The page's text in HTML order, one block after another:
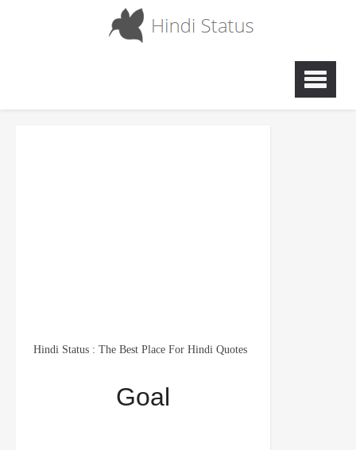
Hindi Status : The Best Place For Hindi Quotes
Goal